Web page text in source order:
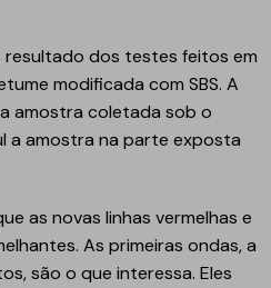
resultado dos testes feitos em
modificada com SBS. A
amostra coletada sob o
a amostra na parte exposta
as novas linhas vermelhas e
As primeiras ondas, a
são o que interessa. Eles